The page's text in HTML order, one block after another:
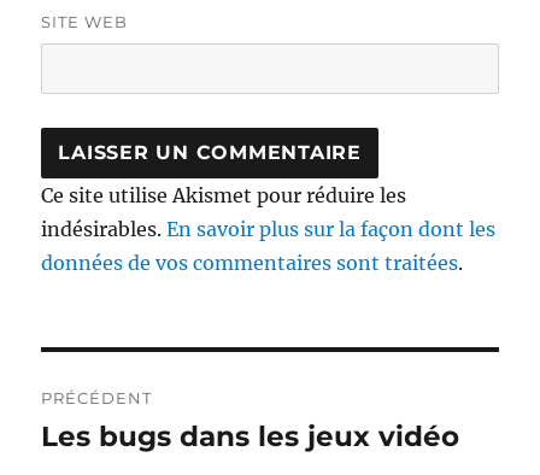
SITE WEB
Ce site utilise Akismet pour réduire les
indésirables.En savoir plus sur la façon dont les
données de vos commentaires sont traitées.
de
PRÉCÉDENT
Publication
Les bugs dans les jeux vidéo